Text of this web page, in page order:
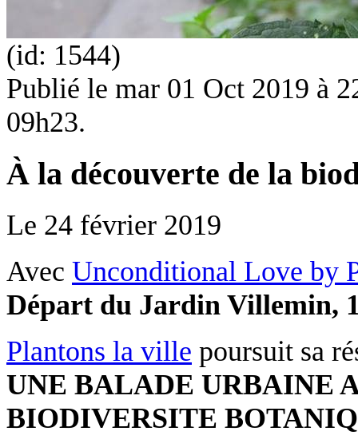
(id: 1544)
Publié le mar 01 Oct 2019 à
09h23.
À la découverte de la
Le 24 février 2019
Avec Unconditional Love by
Départ du Jardin Villemin,
Plantons la ville poursuit sa
UNE BALADE URBAINE
BIODIVERSITE